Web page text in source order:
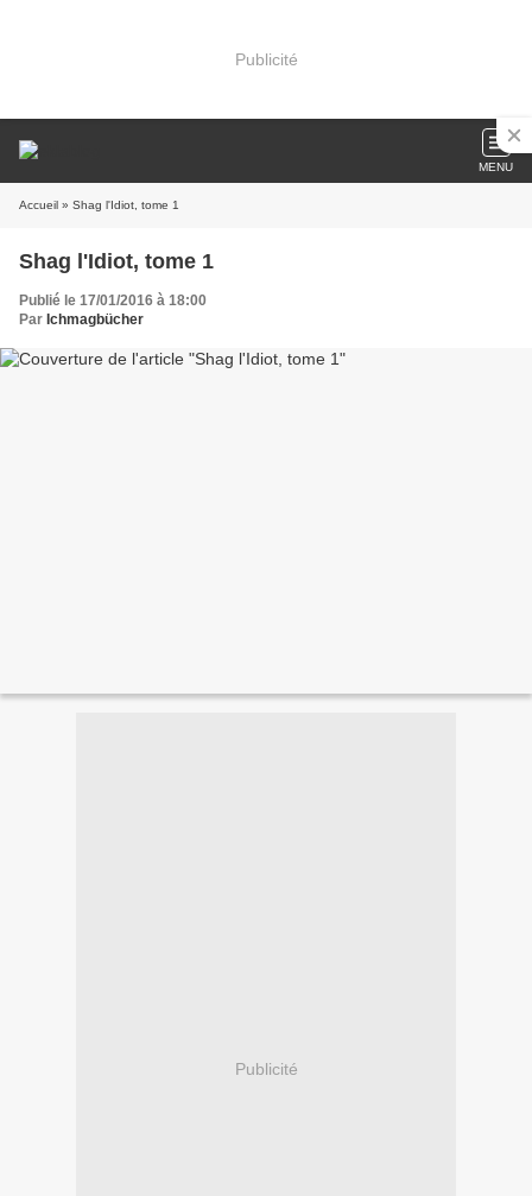
Publicité
MENU
Accueil » Shag l'Idiot, tome 1
Shag l'Idiot, tome 1
Publié le 17/01/2016 à 18:00
Par Ichmagbücher
Publicité